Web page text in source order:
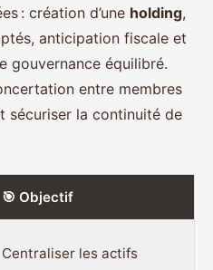
: création d’une holding,
anticipation fiscale et
gouvernance équilibré.
entre membres
sécuriser la continuité de
🎯 Objectif
Centraliser les actifs